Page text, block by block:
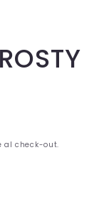
al check-out.